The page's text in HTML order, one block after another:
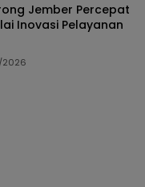
Jember Percepat
Inovasi Pelayanan